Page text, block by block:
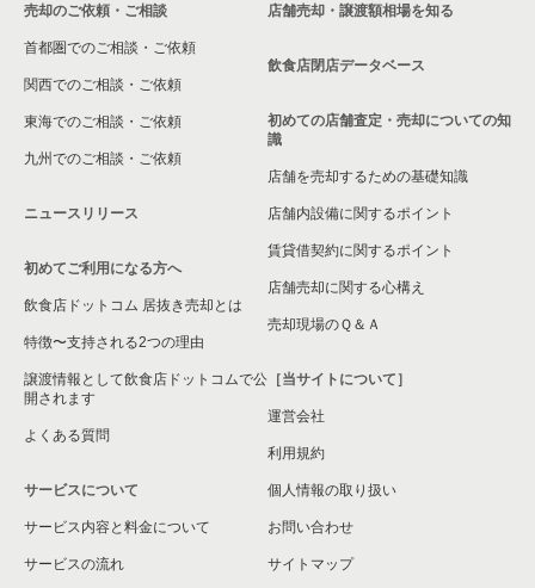
売却のご依頼・ご相談
首都圏でのご相談・ご依頼
関西でのご相談・ご依頼
東海でのご相談・ご依頼
九州でのご相談・ご依頼
ニュースリリース
初めてご利用になる方へ
飲食店ドットコム 居抜き売却とは
特徴〜支持される2つの理由
譲渡情報として飲食店ドットコムで公
開されます
よくある質問
サービスについて
サービス内容と料金について
サービスの流れ
店舗売却・譲渡額相場を知る
飲食店閉店データベース
初めての店舗査定・売却についての知
識
店舗を売却するための基礎知識
店舗内設備に関するポイント
賃貸借契約に関するポイント
店舗売却に関する心構え
売却現場のＱ＆Ａ
［当サイトについて］
運営会社
利用規約
個人情報の取り扱い
お問い合わせ
サイトマップ